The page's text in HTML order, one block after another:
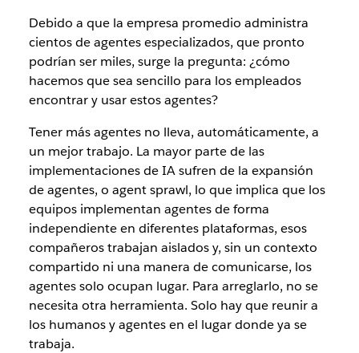
Debido a que la empresa promedio administra
cientos de agentes especializados, que pronto
podrían ser miles, surge la pregunta: ¿cómo
hacemos que sea sencillo para los empleados
encontrar y usar estos agentes?
Tener más agentes no lleva, automáticamente, a
un mejor trabajo. La mayor parte de las
implementaciones de IA sufren de la expansión
de agentes, o agent sprawl, lo que implica que los
equipos implementan agentes de forma
independiente en diferentes plataformas, esos
compañeros trabajan aislados y, sin un contexto
compartido ni una manera de comunicarse, los
agentes solo ocupan lugar. Para arreglarlo, no se
necesita otra herramienta. Solo hay que reunir a
los humanos y agentes en el lugar donde ya se
trabaja.